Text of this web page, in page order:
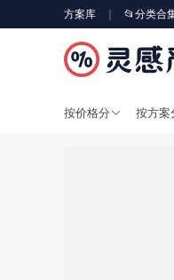
方案库 📂分类合
按价格分 按方案